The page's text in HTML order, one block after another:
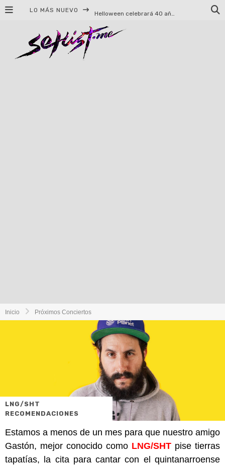
LO MÁS NUEVO
Inicio Próximos Conciertos
LNG/SHT
RECOMENDACIONES
Estamos a menos de un mes para que nuestro amigo
Gastón, mejor conocido como LNG/SHT pise tierras
tapatías, la cita para cantar con el quintanarroense